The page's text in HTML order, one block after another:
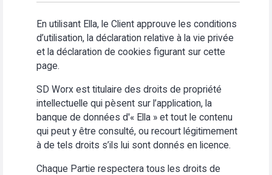
En utilisant Ella, le Client approuve les conditions
d’utilisation, la déclaration relative à la vie privée
et la déclaration de cookies figurant sur cette
page.
SD Worx est titulaire des droits de propriété
intellectuelle qui pèsent sur l’application, la
banque de données d'« Ella » et tout le contenu
qui peut y être consulté, ou recourt légitimement
à de tels droits s’ils lui sont donnés en licence.
Chaque Partie respectera tous les droits de